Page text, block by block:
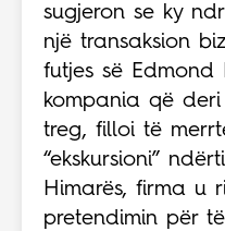
sugjeron se ky
një transaksion
futjes së Edmond
kompania që
treg, filloi të
“ekskursioni”
Himarës, firma u
pretendimin për